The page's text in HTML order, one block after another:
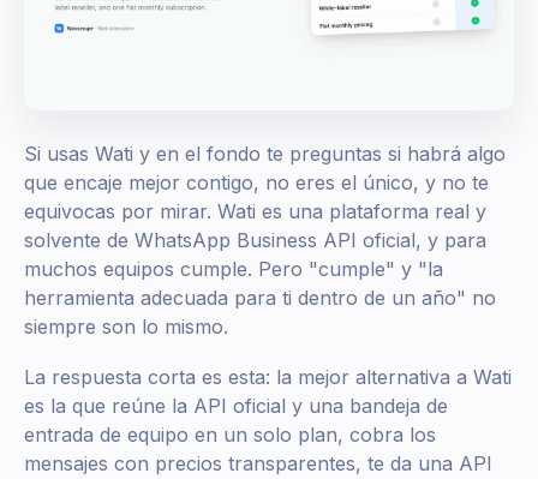
Si usas Wati y en el fondo te preguntas si habrá algo
que encaje mejor contigo, no eres el único, y no te
equivocas por mirar. Wati es una plataforma real y
solvente de WhatsApp Business API oficial, y para
muchos equipos cumple. Pero "cumple" y "la
herramienta adecuada para ti dentro de un año" no
siempre son lo mismo.
La respuesta corta es esta: la mejor alternativa a Wati
es la que reúne la API oficial y una bandeja de
entrada de equipo en un solo plan, cobra los
mensajes con precios transparentes, te da una API